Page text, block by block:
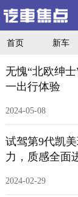
首页 新车
无愧“北欧绅
一出行体验
2024-05-08
试驾第9代凯
力，质感全面
2024-02-29